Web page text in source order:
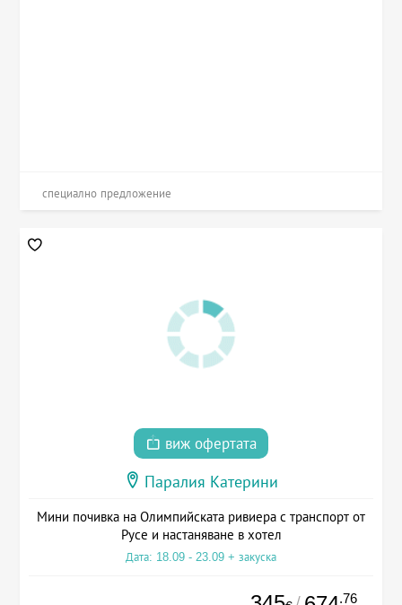
специално предложение
виж офертата
Паралия Катерини
Мини почивка на Олимпийската ривиера с транспорт от
Русе и настаняване в хотел
Дата: 18.09 - 23.09 + закуска
.76